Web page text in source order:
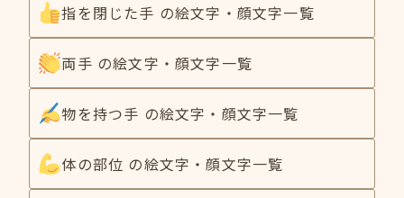
指を閉じた手 の絵文字・顔文字一覧
両手 の絵文字・顔文字一覧
物を持つ手 の絵文字・顔文字一覧
体の部位 の絵文字・顔文字一覧